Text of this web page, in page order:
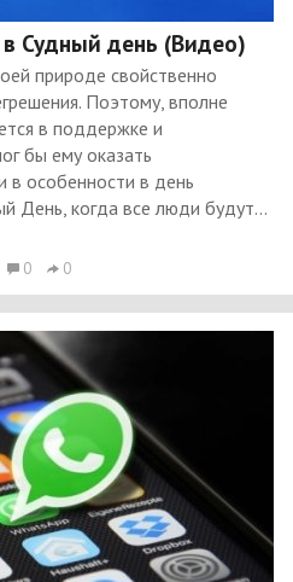
Судный день (Видео)
природе свойственно
Поэтому, вполне
в поддержке и
бы ему оказать
в особенности в день
День, когда все люди будут...
0 0